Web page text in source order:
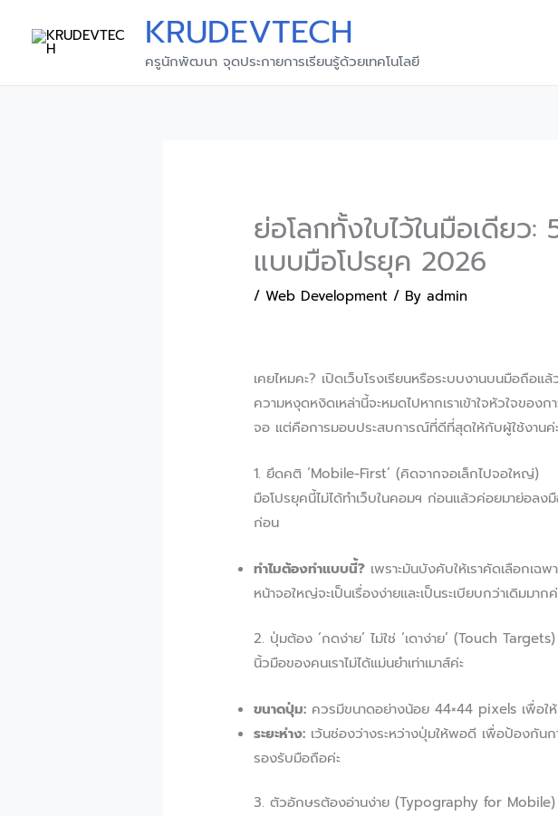
content
KRUDEVTECH
ครูนักพัฒนา จุดประกายการเรียนรู้ด้วยเทคโนโลยี
ย่อโลกทั้งใบไว้ในมือเดียว:
แบบมือโปรยุค 2026
/Web Development / Byadmin
เคยไหมคะ? เปิดเว็บโรงเรียนหรือระบบงานบนมือถื
ความหงุดหงิดเหล่านี้จะหมดไปหากเราเข้าใจหัวใจของ
จอ แต่คือการมอบประสบการณ์ที่ดีที่สุดให้กับผู้ใช้งานค่
1. ยึดคติ ‘Mobile-First’ (คิดจากจอเล็กไปจอใหญ่)
มือโปรยุคนี้ไม่ได้ทำเว็บในคอมฯ ก่อนแล้วค่อยมาย่อลง
ก่อน
ทำไมต้องทำแบบนี้? เพราะมันบังคับให้เราคัดเลือกเฉ
หน้าจอใหญ่จะเป็นเรื่องง่ายและเป็นระเบียบกว่าเดิมมาก
2. ปุ่มต้อง ‘กดง่าย’ ไม่ใช่ ‘เดาง่าย’ (Touch Targets)
นิ้วมือของคนเราไม่ได้แม่นยำเท่าเมาส์ค่ะ
ขนาดปุ่ม: ควรมีขนาดอย่างน้อย 44×44 pixels เพื่อใ
ระยะห่าง: เว้นช่องว่างระหว่างปุ่มให้พอดี เพื่อป้องกั
รองรับมือถือค่ะ
3. ตัวอักษรต้องอ่านง่าย (Typography for Mobile)